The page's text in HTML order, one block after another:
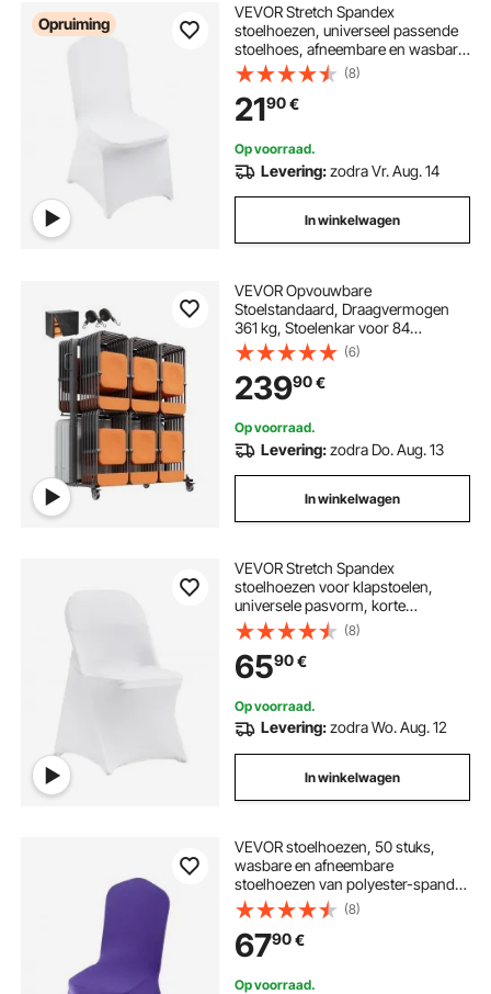
Opruiming
VEVOR Stretch Spandex
stoelhoezen, universeel passende
stoelhoes, afneembare en wasbare
hoezen, voor bruiloften,
feestdagen, banketten, feesten,
vieringen en dineren (12 stuks, wit)
(8)
2190€
Op voorraad.
Levering:zodra Vr. Aug. 14
In winkelwagen
VEVOR Opvouwbare
Stoelstandaard, Draagvermogen
361 kg, Stoelenkar voor 84
stoelen/12 tafels, Dubbellaagse
stoelopslagkar met rubberen wielen
en houders, Grote stoelhouder,
Matzwart
(6)
23990€
Op voorraad.
Levering:zodra Do. Aug. 13
In winkelwagen
VEVOR Stretch Spandex
stoelhoezen voor klapstoelen,
universele pasvorm, korte
voorkant, afneembare en wasbare
hoezen, voor bruiloften,
feestdagen, feesten, vieringen, (50
stuks, wit)
(8)
6590€
Op voorraad.
Levering:zodra Wo. Aug. 12
In winkelwagen
VEVOR stoelhoezen, 50 stuks,
wasbare en afneembare
stoelhoezen van polyester-spandex
voor bruiloften, diners, banketten
en restaurants, geschikt voor
stoelen (51 x 45 x 95 cm), violet
(8)
6790€
Op voorraad.